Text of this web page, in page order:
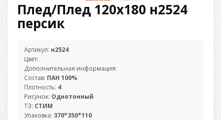
Плед/Плед 120х180 н2524
персик
Артикул: н2524
Цвет:
Дополнительная информация:
Состав: ПАН 100%
Плотность: 4
Рисунок: Однотонный
ТЗ: СТИМ
Упаковка: 370*350*110